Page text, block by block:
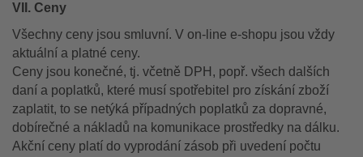
VII. Ceny
Všechny ceny jsou smluvní. V on-line e-shopu jsou vždy
aktuální a platné ceny.
Ceny jsou konečné, tj. včetně DPH, popř. všech dalších
daní a poplatků, které musí spotřebitel pro získání zboží
zaplatit, to se netýká případných poplatků za dopravné,
dobírečné a nákladů na komunikace prostředky na dálku.
Akční ceny platí do vyprodání zásob při uvedení počtu